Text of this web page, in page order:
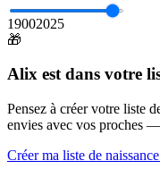
19002025
🎁
Alix est dans votre
Pensez à créer votre liste
envies avec vos proches
Créer ma liste de